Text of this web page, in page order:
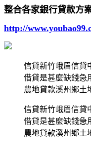
整合各家銀行貸款方
http://
信貸新竹峨眉信貸
借貸是甚麼缺錢急
農地貸款溪州鄉土
信貸新竹峨眉信貸
借貸是甚麼缺錢急
農地貸款溪州鄉土